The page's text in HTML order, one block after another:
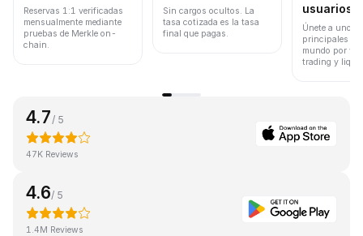
Reservas 1:1 verificadas
mensualmente mediante
pruebas de Merkle on-
chain.
Sin cargos ocultos. La
tasa cotizada es la tasa
final que pagas.
usuarios
Únete a uno
principales
mundo por
trading y
4.7 / 5
47K Reviews
4.6/ 5
1.4M Reviews